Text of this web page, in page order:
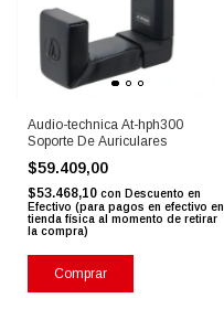
Audio-technica At-hph300
Soporte De Auriculares
$59.409,00
$53.468,10 con Descuento en
Efectivo (para pagos en efectivo en
tienda física al momento de retirar
la compra)
Comprar